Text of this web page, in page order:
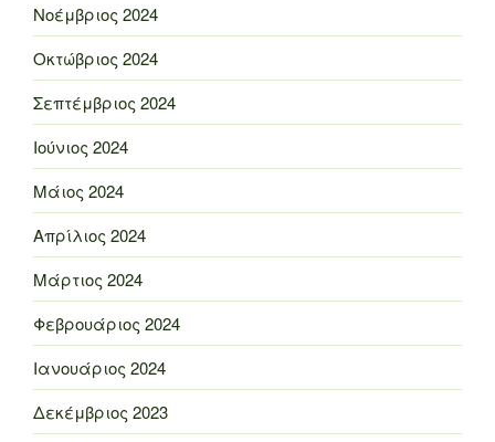
Νοέμβριος 2024
Οκτώβριος 2024
Σεπτέμβριος 2024
Ιούνιος 2024
Μάιος 2024
Απρίλιος 2024
Μάρτιος 2024
Φεβρουάριος 2024
Ιανουάριος 2024
Δεκέμβριος 2023